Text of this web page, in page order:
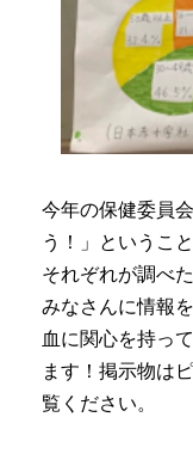
今年の保健委員
う！」というこ
それぞれが調べ
みなさんに情報
血に関心を持っ
ます！掲示物は
覧ください。